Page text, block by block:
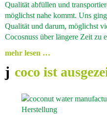
Qualität abfüllen und
möglichst nahe kommt. Uns
Qualität und darum, möglichst
Cocosnuss über längere Zeit zu
mehr lesen …
coco ist